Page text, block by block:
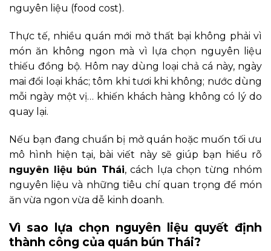
nguyên liệu (food cost).
Thực tế, nhiều quán mới mở thất bại không phải vì
món ăn không ngon mà vì lựa chọn nguyên liệu
thiếu đồng bộ. Hôm nay dùng loại chả cá này, ngày
mai đổi loại khác; tôm khi tươi khi không; nước dùng
mỗi ngày một vị… khiến khách hàng không có lý do
quay lại.
Nếu bạn đang chuẩn bị mở quán hoặc muốn tối ưu
mô hình hiện tại, bài viết này sẽ giúp bạn hiểu rõ
nguyên liệu bún Thái, cách lựa chọn từng nhóm
nguyên liệu và những tiêu chí quan trọng để món
ăn vừa ngon vừa dễ kinh doanh.
Vì sao lựa chọn nguyên liệu quyết định
thành công của quán bún Thái?